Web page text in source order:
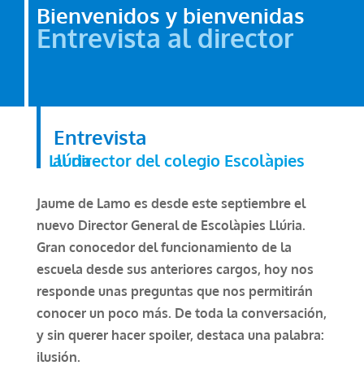
Bienvenidos y bienvenidas
Entrevista al director
Entrevista
al director del colegio Escolàpies Llúria
Jaume de Lamo es desde este septiembre el
nuevo Director General de Escolàpies Llúria.
Gran conocedor del funcionamiento de la
escuela desde sus anteriores cargos, hoy nos
responde unas preguntas que nos permitirán
conocer un poco más. De toda la conversación,
y sin querer hacer spoiler, destaca una palabra:
ilusión.